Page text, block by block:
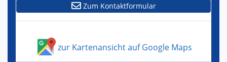
Zum Kontaktformular
zur Kartenansicht auf Google Maps